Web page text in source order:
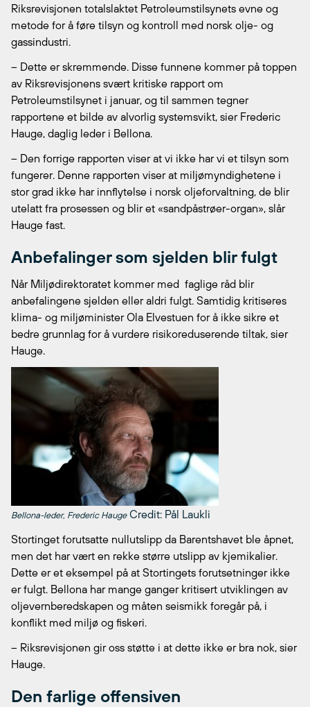
Riksrevisjonen totalslaktet Petroleumstilsynets evne og
metode for å føre tilsyn og kontroll med norsk olje- og
gassindustri.
– Dette er skremmende. Disse funnene kommer på toppen
av Riksrevisjonens svært kritiske rapport om
Petroleumstilsynet i januar, og til sammen tegner
rapportene et bilde av alvorlig systemsvikt, sier Frederic
Hauge, daglig leder i Bellona.
– Den forrige rapporten viser at vi ikke har vi et tilsyn som
fungerer. Denne rapporten viser at miljømyndighetene i
stor grad ikke har innflytelse i norsk oljeforvaltning, de blir
utelatt fra prosessen og blir et «sandpåstrøer-organ», slår
Hauge fast.
Anbefalinger som sjelden blir fulgt
Når Miljødirektoratet kommer med faglige råd blir
anbefalingene sjelden eller aldri fulgt. Samtidig kritiseres
klima- og miljøminister Ola Elvestuen for å ikke sikre et
bedre grunnlag for å vurdere risikoreduserende tiltak, sier
Hauge.
Bellona-leder, Frederic Hauge Credit: Pål Laukli
Stortinget forutsatte nullutslipp da Barentshavet ble åpnet,
men det har vært en rekke større utslipp av kjemikalier.
Dette er et eksempel på at Stortingets forutsetninger ikke
er fulgt. Bellona har mange ganger kritisert utviklingen av
oljevernberedskapen og måten seismikk foregår på, i
konflikt med miljø og fiskeri.
– Riksrevisjonen gir oss støtte i at dette ikke er bra nok, sier
Hauge.
Den farlige offensiven